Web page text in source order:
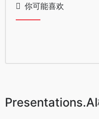
你可能喜欢